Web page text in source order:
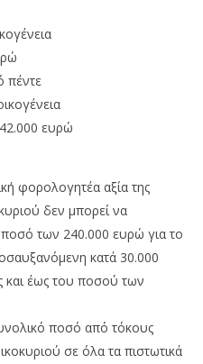
πέντε
ευρώ
φορολογητέα αξία της
δεν μπορεί να
των 240.000 ευρώ για το
κατά 30.000
και έως του ποσού των
ποσό από τόκους
σε όλα τα πιστωτικά